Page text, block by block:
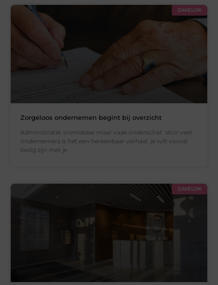
ZAKELIJK
Zorgeloos ondernemen begint bij overzicht
Administratie: onmisbaar maar vaak onderschat Voor veel
ondernemers is het een herkenbaar verhaal: je wilt vooral
bezig zijn met je
ZAKELIJK